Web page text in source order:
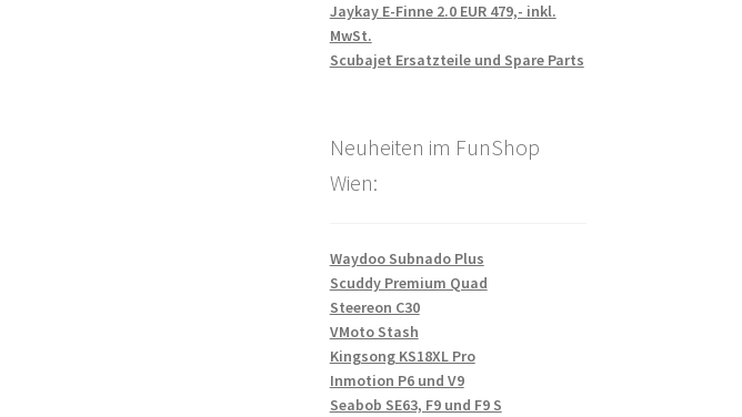
Jaykay E-Finne 2.0 EUR 479,- inkl.
MwSt.
Scubajet Ersatzteile und Spare Parts
Neuheiten im FunShop
Wien:
Waydoo Subnado Plus
Scuddy Premium Quad
Steereon C30
VMoto Stash
Kingsong KS18XL Pro
Inmotion P6 und V9
Seabob SE63, F9 und F9 S